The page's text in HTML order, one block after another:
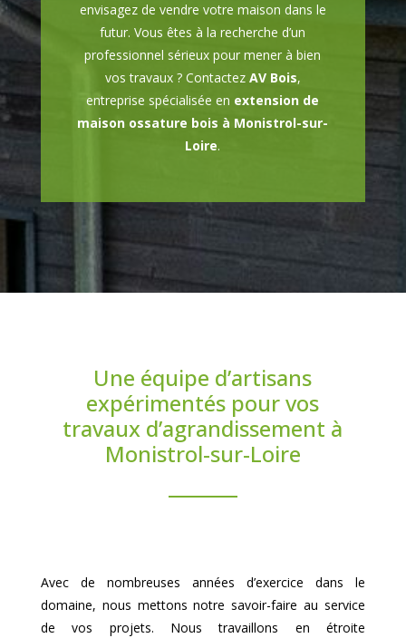
envisagez de vendre votre maison dans le
futur. Vous êtes à la recherche d’un
professionnel sérieux pour mener à bien
vos travaux ? Contactez AV Bois,
entreprise spécialisée en extension de
maison ossature bois à Monistrol-sur-
Loire.
Une équipe d’artisans
expérimentés pour vos
travaux d’agrandissement à
Monistrol-sur-Loire
Avec de nombreuses années d’exercice dans le
domaine, nous mettons notre savoir-faire au service
de vos projets. Nous travaillons en étroite